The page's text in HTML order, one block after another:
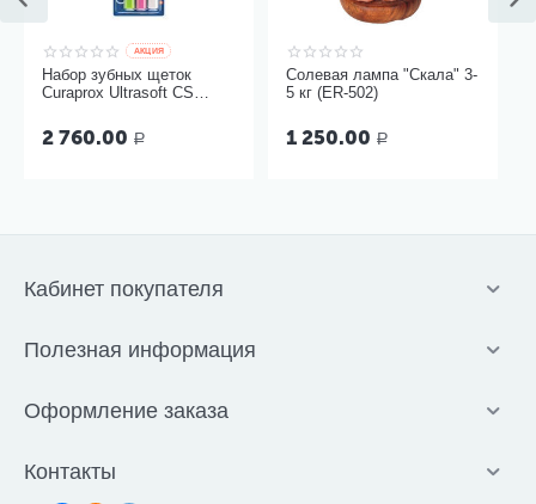
AКЦИЯ
Набор зубных щеток
Curaprox Ultrasoft CS
2 760.00 Р
Солевая лампа "Скала" 3-
5 кг (ER-502)
1 250.00 Р
Кабинет покупателя
Полезная информация
Оформление заказа
Контакты